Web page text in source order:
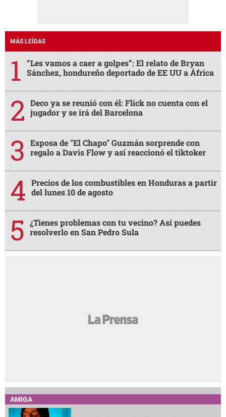
MÁS LEÍDAS
“Les vamos a caer a golpes”: El relato de Bryan
Sánchez, hondureño deportado de EE UU a África
Deco ya se reunió con él: Flick no cuenta con el
jugador y se irá del Barcelona
Esposa de "El Chapo" Guzmán sorprende con
regalo a Davis Flow y así reaccionó el tiktoker
Precios de los combustibles en Honduras a partir
del lunes 10 de agosto
¿Tienes problemas con tu vecino? Así puedes
resolverlo en San Pedro Sula
AMIGA